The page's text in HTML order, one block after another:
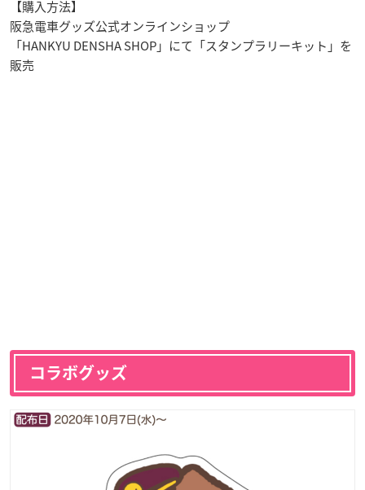
【購入方法】
阪急電車グッズ公式オンラインショップ
「HANKYU DENSHA SHOP」にて「スタンプラリーキット」を
販売
コラボグッズ